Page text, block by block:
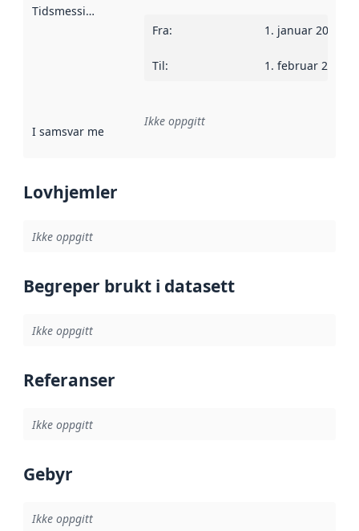
Tidsmessig avgrensning
Fra: 1. januar 2002
Til: 1. februar 2012
I samsvar med Referanse til en implementasjonsregel
Ikke oppgitt
Lovhjemler
Ikke oppgitt
Begreper brukt i datasett
Ikke oppgitt
Referanser
Ikke oppgitt
Gebyr
Ikke oppgitt